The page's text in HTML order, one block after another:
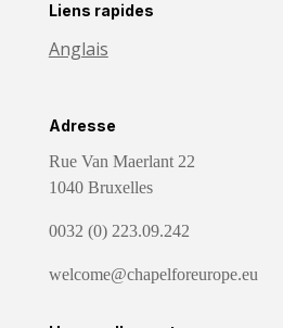
Liens rapides
Anglais
Adresse
Rue Van Maerlant 22
1040 Bruxelles
0032 (0) 223.09.242
welcome@chapelforeurope.eu